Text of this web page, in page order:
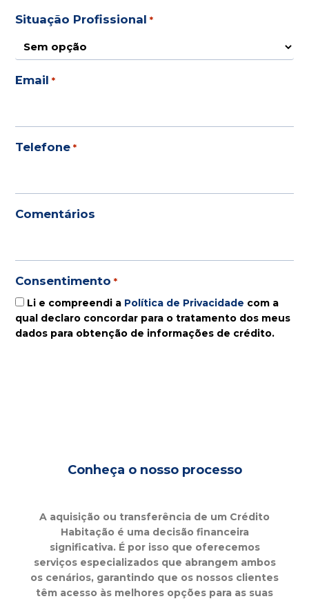
Situação Profissional *
Email *
Telefone *
Comentários
Consentimento *
Li e compreendi a Política de Privacidade com a
qual declaro concordar para o tratamento dos meus
dados para obtenção de informações de crédito.
Conheça o nosso processo
A aquisição ou transferência de um Crédito
Habitação é uma decisão financeira
significativa. É por isso que oferecemos
serviços especializados que abrangem ambos
os cenários, garantindo que os nossos clientes
têm acesso às melhores opções para as suas